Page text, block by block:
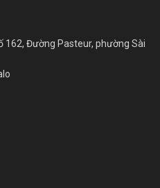
162, Đường Pasteur, phường Sài